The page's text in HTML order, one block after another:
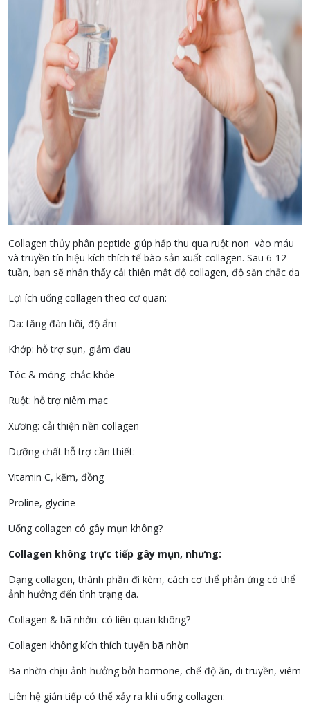
Collagen thủy phân peptide giúp hấp thu qua ruột non vào máu
và truyền tín hiệu kích thích tế bào sản xuất collagen. Sau 6-12
tuần, bạn sẽ nhận thấy cải thiện mật độ collagen, độ săn chắc da
Lợi ích uống collagen theo cơ quan:
Da: tăng đàn hồi, độ ẩm
Khớp: hỗ trợ sụn, giảm đau
Tóc & móng: chắc khỏe
Ruột: hỗ trợ niêm mạc
Xương: cải thiện nền collagen
Dưỡng chất hỗ trợ cần thiết:
Vitamin C, kẽm, đồng
Proline, glycine
Uống collagen có gây mụn không?
Collagen không trực tiếp gây mụn, nhưng:
Dạng collagen, thành phần đi kèm, cách cơ thể phản ứng có thể
ảnh hưởng đến tình trạng da.
Collagen & bã nhờn: có liên quan không?
Collagen không kích thích tuyến bã nhờn
Bã nhờn chịu ảnh hưởng bởi hormone, chế độ ăn, di truyền, viêm
Liên hệ gián tiếp có thể xảy ra khi uống collagen: